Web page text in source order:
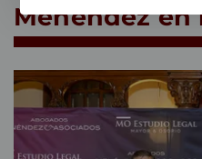
Menéndez en